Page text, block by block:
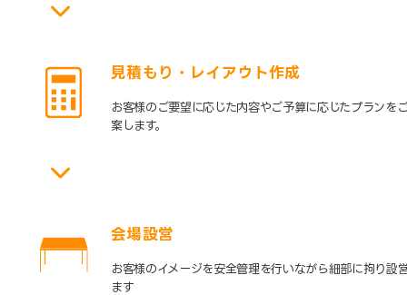
見積もり・レイアウト作成
お客様のご要望に応じた内容やご予算に応じたプランを
案します。
会場設営
お客様のイメージを安全管理を行いながら細部に拘り設
ます